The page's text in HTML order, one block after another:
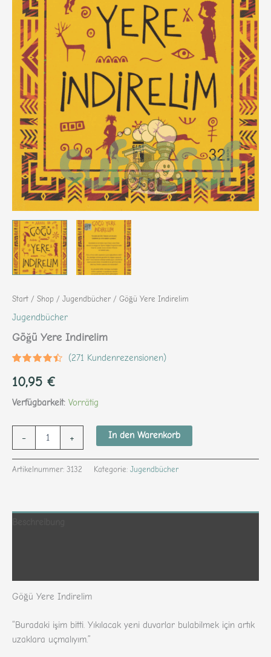
Start / Shop / Jugendbücher / Göğü Yere Indirelim
Jugendbücher
Göğü Yere Indirelim
mit4.25
von 5,
basierend
auf
(271 Kundenrezensionen)
10,95 €
Verfügbarkeit: Vorrätig
- + In den Warenkorb
Artikelnummer: 3132 Kategorie: Jugendbücher
Göğü Yere Indirelim
“Buradaki işim bitti. Yıkılacak yeni duvarlar bulabilmek için artık
uzaklara uçmalıyım.”